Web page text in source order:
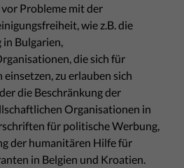
Probleme mit der
wie z.B. die
Bulgarien,
die sich für
zu erlauben sich
die Beschränkung der
Organisationen in
für politische Werbung,
der humanitären Hilfe für
in Belgien und Kroatien.